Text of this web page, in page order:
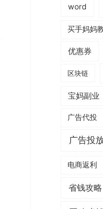
word
买手妈妈
优惠券
区块链
宝妈副业
广告代投
广告投
电商返利
省钱攻略